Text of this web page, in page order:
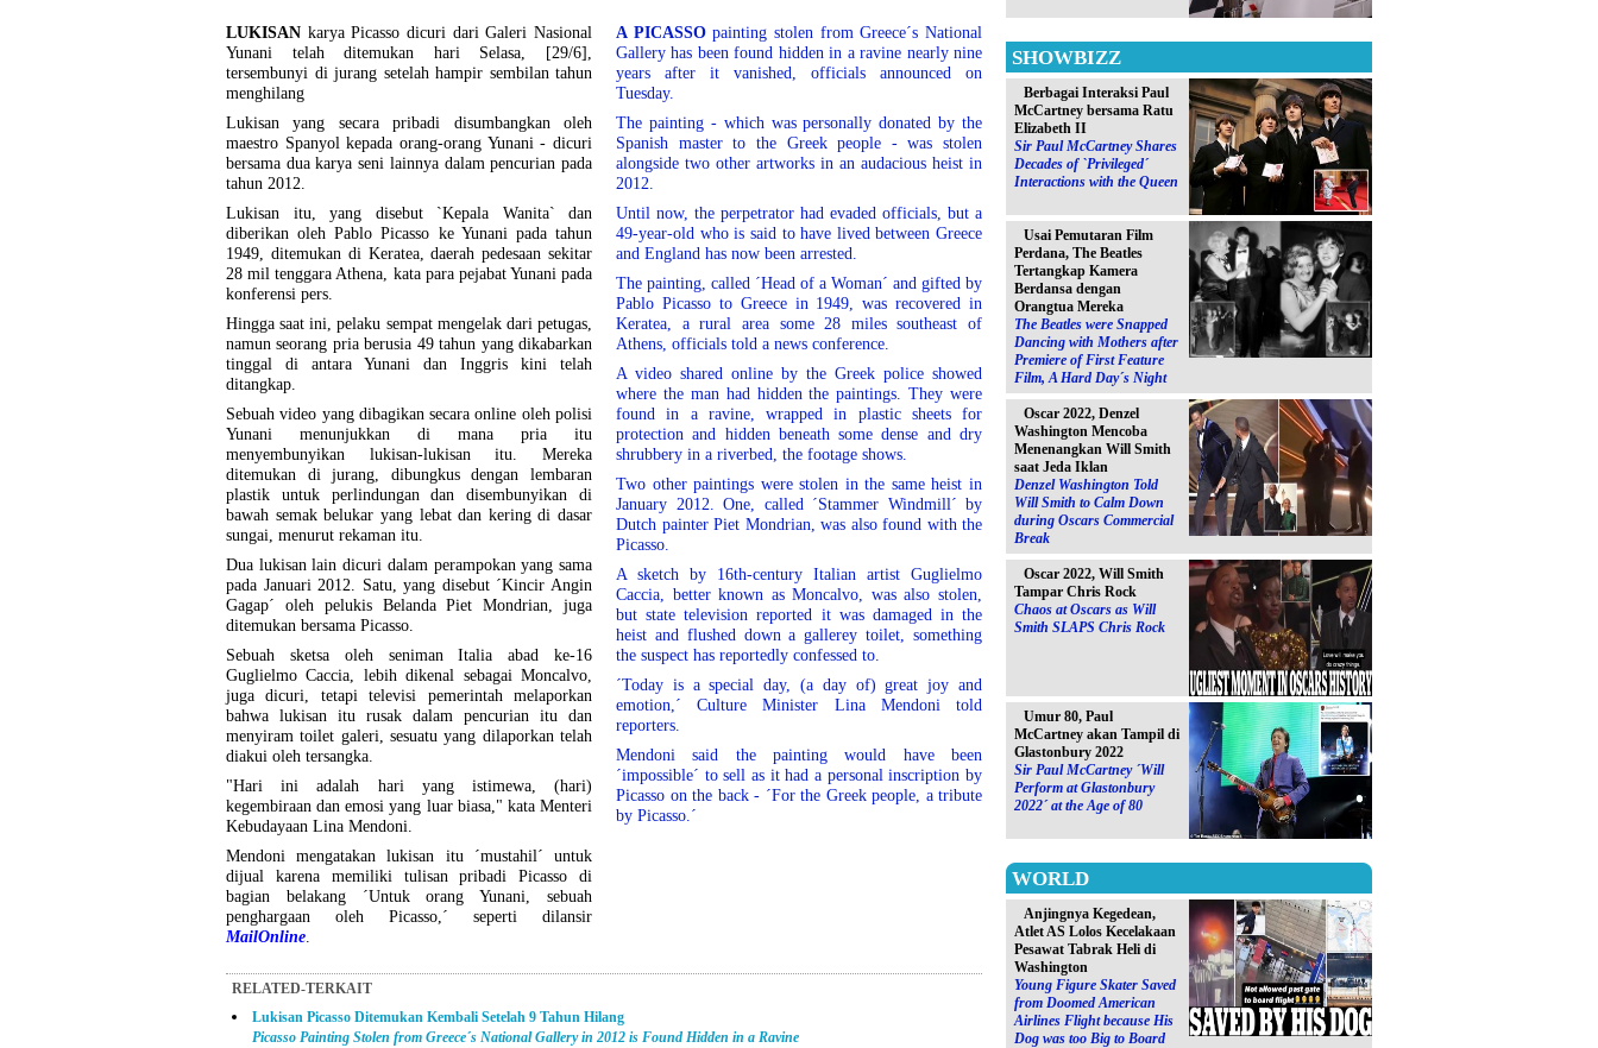
LUKISAN karya Picasso dicuri dari Galeri Nasional
Yunani telah ditemukan hari Selasa, [29/6],
tersembunyi di jurang setelah hampir sembilan tahun
menghilang
Lukisan yang secara pribadi disumbangkan oleh
maestro Spanyol kepada orang-orang Yunani - dicuri
bersama dua karya seni lainnya dalam pencurian pada
tahun 2012.
Lukisan itu, yang disebut `Kepala Wanita` dan
diberikan oleh Pablo Picasso ke Yunani pada tahun
1949, ditemukan di Keratea, daerah pedesaan sekitar
28 mil tenggara Athena, kata para pejabat Yunani pada
konferensi pers.
Hingga saat ini, pelaku sempat mengelak dari petugas,
namun seorang pria berusia 49 tahun yang dikabarkan
tinggal di antara Yunani dan Inggris kini telah
ditangkap.
Sebuah video yang dibagikan secara online oleh polisi
Yunani menunjukkan di mana pria itu
menyembunyikan lukisan-lukisan itu. Mereka
ditemukan di jurang, dibungkus dengan lembaran
plastik untuk perlindungan dan disembunyikan di
bawah semak belukar yang lebat dan kering di dasar
sungai, menurut rekaman itu.
Dua lukisan lain dicuri dalam perampokan yang sama
pada Januari 2012. Satu, yang disebut ´Kincir Angin
Gagap´ oleh pelukis Belanda Piet Mondrian, juga
ditemukan bersama Picasso.
Sebuah sketsa oleh seniman Italia abad ke-16
Guglielmo Caccia, lebih dikenal sebagai Moncalvo,
juga dicuri, tetapi televisi pemerintah melaporkan
bahwa lukisan itu rusak dalam pencurian itu dan
menyiram toilet galeri, sesuatu yang dilaporkan telah
diakui oleh tersangka.
"Hari ini adalah hari yang istimewa, (hari)
kegembiraan dan emosi yang luar biasa," kata Menteri
Kebudayaan Lina Mendoni.
Mendoni mengatakan lukisan itu ´mustahil´ untuk
dijual karena memiliki tulisan pribadi Picasso di
bagian belakang ´Untuk orang Yunani, sebuah
penghargaan oleh Picasso,´ seperti dilansir
MailOnline.
A PICASSOpainting stolen from Greece´s National
Gallery has been found hidden in a ravine nearly nine
years after it vanished, officials announced on
Tuesday.
The painting - which was personally donated by the
Spanish master to the Greek people - was stolen
alongside two other artworks in an audacious heist in
2012.
Until now, the perpetrator had evaded officials, but a
49-year-old who is said to have lived between Greece
and England has now been arrested.
The painting, called ´Head of a Woman´ and gifted by
Pablo Picasso to Greece in 1949, was recovered in
Keratea, a rural area some 28 miles southeast of
Athens, officials told a news conference.
A video shared online by the Greek police showed
where the man had hidden the paintings. They were
found in a ravine, wrapped in plastic sheets for
protection and hidden beneath some dense and dry
shrubbery in a riverbed, the footage shows.
Two other paintings were stolen in the same heist in
January 2012. One, called ´Stammer Windmill´ by
Dutch painter Piet Mondrian, was also found with the
Picasso.
A sketch by 16th-century Italian artist Guglielmo
Caccia, better known as Moncalvo, was also stolen,
but state television reported it was damaged in the
heist and flushed down a gallerey toilet, something
the suspect has reportedly confessed to.
´Today is a special day, (a day of) great joy and
emotion,´ Culture Minister Lina Mendoni told
reporters.
Mendoni said the painting would have been
´impossible´ to sell as it had a personal inscription by
Picasso on the back - ´For the Greek people, a tribute
by Picasso.´
RELATED-TERKAIT
Lukisan Picasso Ditemukan Kembali Setelah 9 Tahun Hilang
Picasso Painting Stolen from Greece´s National Gallery in 2012 is Found Hidden in a Ravine
SHOWBIZZ
Berbagai Interaksi Paul
McCartney bersama Ratu
Elizabeth II
Sir Paul McCartney Shares
Decades of `Privileged´
Interactions with the Queen
Usai Pemutaran Film
Perdana, The Beatles
Tertangkap Kamera
Berdansa dengan
Orangtua Mereka
The Beatles were Snapped
Dancing with Mothers after
Premiere of First Feature
Film, A Hard Day´s Night
Oscar 2022, Denzel
Washington Mencoba
Menenangkan Will Smith
saat Jeda Iklan
Denzel Washington Told
Will Smith to Calm Down
during Oscars Commercial
Break
Oscar 2022, Will Smith
Tampar Chris Rock
Chaos at Oscars as Will
Smith SLAPS Chris Rock
Umur 80, Paul
McCartney akan Tampil di
Glastonbury 2022
Sir Paul McCartney ´Will
Perform at Glastonbury
2022´ at the Age of 80
WORLD
Anjingnya Kegedean,
Atlet AS Lolos Kecelakaan
Pesawat Tabrak Heli di
Washington
Young Figure Skater Saved
from Doomed American
Airlines Flight because His
Dog was too Big to Board